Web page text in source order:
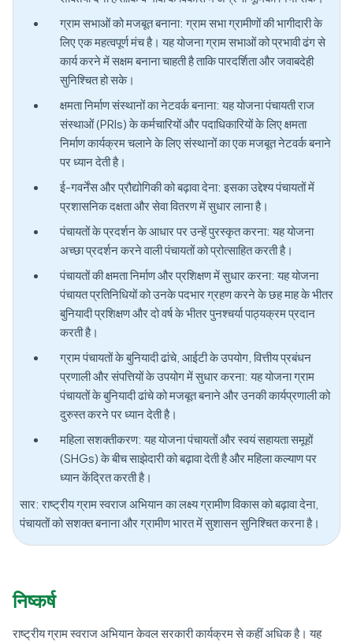
ग्राम सभाओं को मजबूत बनाना: ग्राम सभा ग्रामीणों की भागीदारी के
लिए एक महत्वपूर्ण मंच है। यह योजना ग्राम सभाओं को प्रभावी ढंग से
कार्य करने में सक्षम बनाना चाहती है ताकि पारदर्शिता और जवाबदेही
सुनिश्चित हो सके।
क्षमता निर्माण संस्थानों का नेटवर्क बनाना: यह योजना पंचायती राज
संस्थाओं (PRIs) के कर्मचारियों और पदाधिकारियों के लिए क्षमता
निर्माण कार्यक्रम चलाने के लिए संस्थानों का एक मजबूत नेटवर्क बनाने
पर ध्यान देती है।
ई-गवर्नेंस और प्रौद्योगिकी को बढ़ावा देना: इसका उद्देश्य पंचायतों में
प्रशासनिक दक्षता और सेवा वितरण में सुधार लाना है।
पंचायतों के प्रदर्शन के आधार पर उन्हें पुरस्कृत करना: यह योजना
अच्छा प्रदर्शन करने वाली पंचायतों को प्रोत्साहित करती है।
पंचायतों की क्षमता निर्माण और प्रशिक्षण में सुधार करना: यह योजना
पंचायत प्रतिनिधियों को उनके पदभार ग्रहण करने के छह माह के भीतर
बुनियादी प्रशिक्षण और दो वर्ष के भीतर पुनश्चर्या पाठ्यक्रम प्रदान
करती है।
ग्राम पंचायतों के बुनियादी ढांचे, आईटी के उपयोग, वित्तीय प्रबंधन
प्रणाली और संपत्तियों के उपयोग में सुधार करना: यह योजना ग्राम
पंचायतों के बुनियादी ढांचे को मजबूत बनाने और उनकी कार्यप्रणाली को
दुरुस्त करने पर ध्यान देती है।
महिला सशक्तीकरण: यह योजना पंचायतों और स्वयं सहायता समूहों
(SHGs) के बीच साझेदारी को बढ़ावा देती है और महिला कल्याण पर
ध्यान केंद्रित करती है।
सार: राष्ट्रीय ग्राम स्वराज अभियान का लक्ष्य ग्रामीण विकास को बढ़ावा देना,
पंचायतों को सशक्त बनाना और ग्रामीण भारत में सुशासन सुनिश्चित करना है।
निष्कर्ष
राष्ट्रीय ग्राम स्वराज अभियान केवल सरकारी कार्यक्रम से कहीं अधिक है। यह